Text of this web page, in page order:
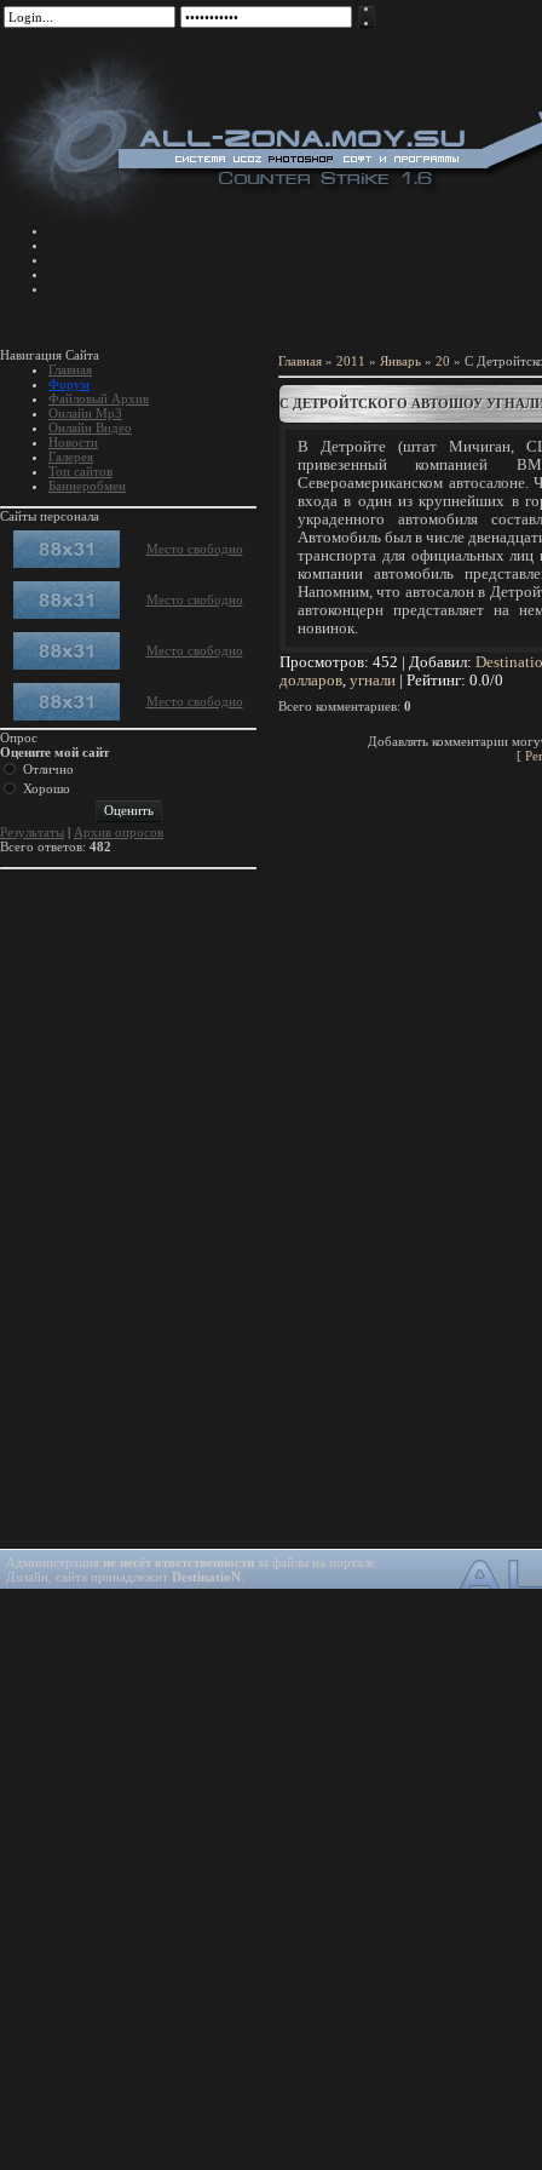
Навигация Сайта
Главная
Форум
Файловый Архив
Онлайн Mp3
Онлайн Видео
Новости
Галерея
Топ сайтов
Баннеробмен
Сайты персонала
Место свободно
Место свободно
Место свободно
Место свободно
Опрос
Оцените мой сайт
Отлично
Хорошо
Результаты | Архив опросов
Всего ответов: 482
Главная » 2011 » Январь » 20 » С
С ДЕТРОЙТСКОГО АВТОШОУ УГНАЛИ
В Детройте (штат Мичиган,
привезенный компанией
Североамериканском
входа в один из крупнейших в
украденного автомобиля
Автомобиль был в числе
транспорта для официальных лиц
компании автомобиль
Напомним, что автосалон в
автоконцерн представляет на
новинок.
Просмотров: 452 | Добавил:
долларов, угнали Рейтинг: 0.0/0
Всего комментариев: 0
Добавлять комментарии
[
Администрация не несёт ответственности за файлы на портале.
Дизайн, сайта принадлежит DestinatioN